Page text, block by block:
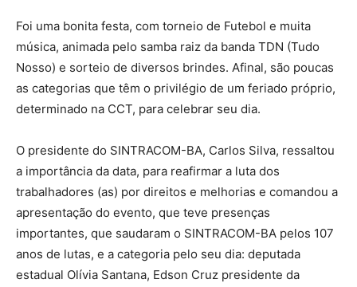
Foi uma bonita festa, com torneio de Futebol e muita
música, animada pelo samba raiz da banda TDN (Tudo
Nosso) e sorteio de diversos brindes. Afinal, são poucas
as categorias que têm o privilégio de um feriado próprio,
determinado na CCT, para celebrar seu dia.
O presidente do SINTRACOM-BA, Carlos Silva, ressaltou
a importância da data, para reafirmar a luta dos
trabalhadores (as) por direitos e melhorias e comandou a
apresentação do evento, que teve presenças
importantes, que saudaram o SINTRACOM-BA pelos 107
anos de lutas, e a categoria pelo seu dia: deputada
estadual Olívia Santana, Edson Cruz presidente da